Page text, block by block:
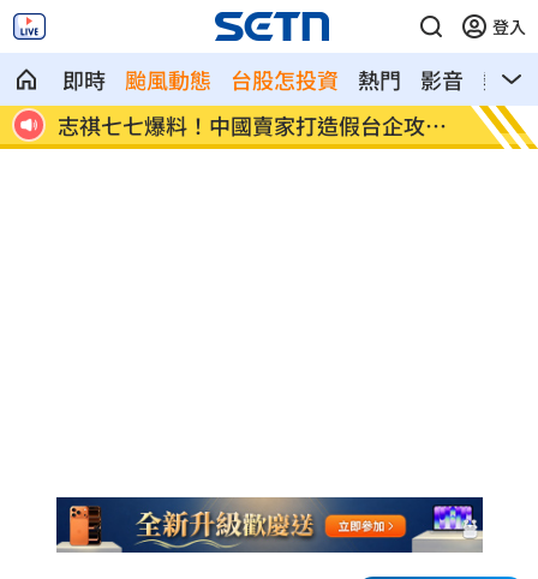
登入
即時 颱風動態 台股怎投資 熱門 影音
熱搜
生 志祺七七爆料！中國賣家打造假台企攻網
購
王凱